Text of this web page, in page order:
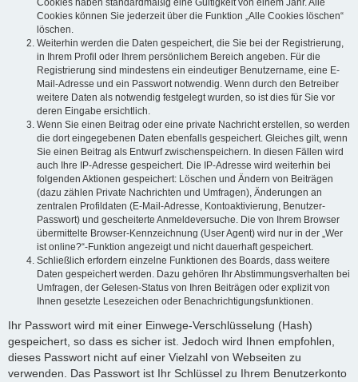
Cookies haben standardmäßig eine Gültigkeit von einem Jahr. Alle
Cookies können Sie jederzeit über die Funktion „Alle Cookies löschen“
löschen.
Weiterhin werden die Daten gespeichert, die Sie bei der Registrierung,
in Ihrem Profil oder Ihrem persönlichem Bereich angeben. Für die
Registrierung sind mindestens ein eindeutiger Benutzername, eine E-
Mail-Adresse und ein Passwort notwendig. Wenn durch den Betreiber
weitere Daten als notwendig festgelegt wurden, so ist dies für Sie vor
deren Eingabe ersichtlich.
Wenn Sie einen Beitrag oder eine private Nachricht erstellen, so werden
die dort eingegebenen Daten ebenfalls gespeichert. Gleiches gilt, wenn
Sie einen Beitrag als Entwurf zwischenspeichern. In diesen Fällen wird
auch Ihre IP-Adresse gespeichert. Die IP-Adresse wird weiterhin bei
folgenden Aktionen gespeichert: Löschen und Ändern von Beiträgen
(dazu zählen Private Nachrichten und Umfragen), Änderungen an
zentralen Profildaten (E-Mail-Adresse, Kontoaktivierung, Benutzer-
Passwort) und gescheiterte Anmeldeversuche. Die von Ihrem Browser
übermittelte Browser-Kennzeichnung (User Agent) wird nur in der „Wer
ist online?“-Funktion angezeigt und nicht dauerhaft gespeichert.
Schließlich erfordern einzelne Funktionen des Boards, dass weitere
Daten gespeichert werden. Dazu gehören Ihr Abstimmungsverhalten bei
Umfragen, der Gelesen-Status von Ihren Beiträgen oder explizit von
Ihnen gesetzte Lesezeichen oder Benachrichtigungsfunktionen.
Ihr Passwort wird mit einer Einwege-Verschlüsselung (Hash)
gespeichert, so dass es sicher ist. Jedoch wird Ihnen empfohlen,
dieses Passwort nicht auf einer Vielzahl von Webseiten zu
verwenden. Das Passwort ist Ihr Schlüssel zu Ihrem Benutzerkonto